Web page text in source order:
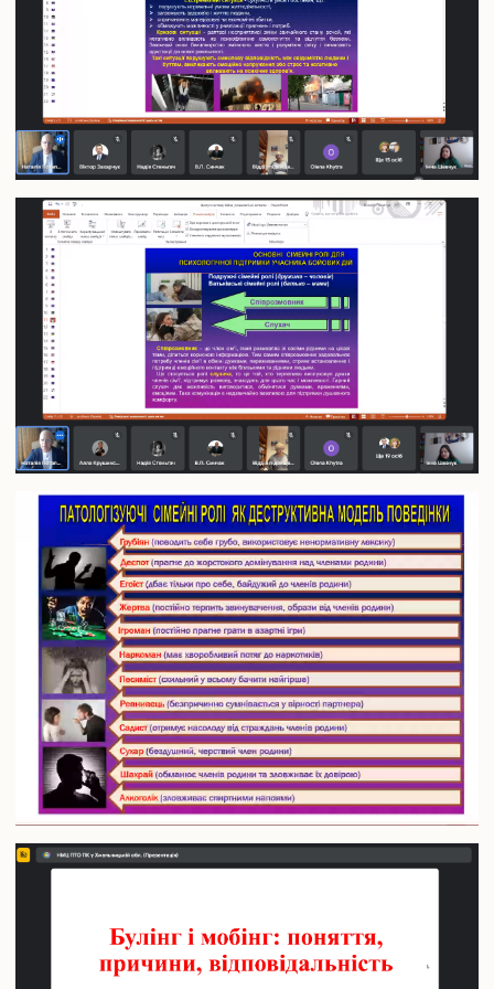
Розклади занять
Електронні журнали обліку успішності
Плани гостьових лекцій
Навчально-методичне забезпечення
Студентське самоврядування
Військова кафедра
IT сервіси Університету
Офіс студента
Пам’ятаємо. Єднаємося. Переможемо!
Соціально-психологічна допомога внутрішньо переміщеним
особам
Електронна скринька довіри
Аспіранту і докторанту
Загальна інформація
Інформація про вступ до аспірантури та докторантури
Інформаційний пакет підготовки докторів філософії та
докторів наук
Вибіркові дисципліни
Педагогічна практика аспірантів
Дисертаційні дослідження, що виконуються
Перелік корисних посилань
Відповідність тем дисертацій аспірантів напрямам наукових
досліджень наукових керівників
Результати вступних випробувань
Наукова діяльність
Загальна інформація
Путівник науковця
Напрями наукових досліджень
Організація наукової діяльності молодих вчених
Наукові школи
Спеціалізована вчена рада К 70.895.02
Наукометричні бази даних
Спеціалізовані вчені ради для захисту дисертацій на здобуття